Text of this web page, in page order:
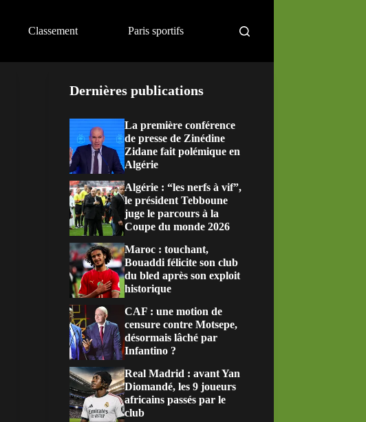
Classement Paris sportifs
Dernières publications
La première conférence
de presse de Zinédine
Zidane fait polémique en
Algérie
Algérie : “les nerfs à vif”,
le président Tebboune
juge le parcours à la
Coupe du monde 2026
Maroc : touchant,
Bouaddi félicite son club
du bled après son exploit
historique
CAF : une motion de
censure contre Motsepe,
désormais lâché par
Infantino ?
Real Madrid : avant Yan
Diomandé, les 9 joueurs
africains passés par le
club